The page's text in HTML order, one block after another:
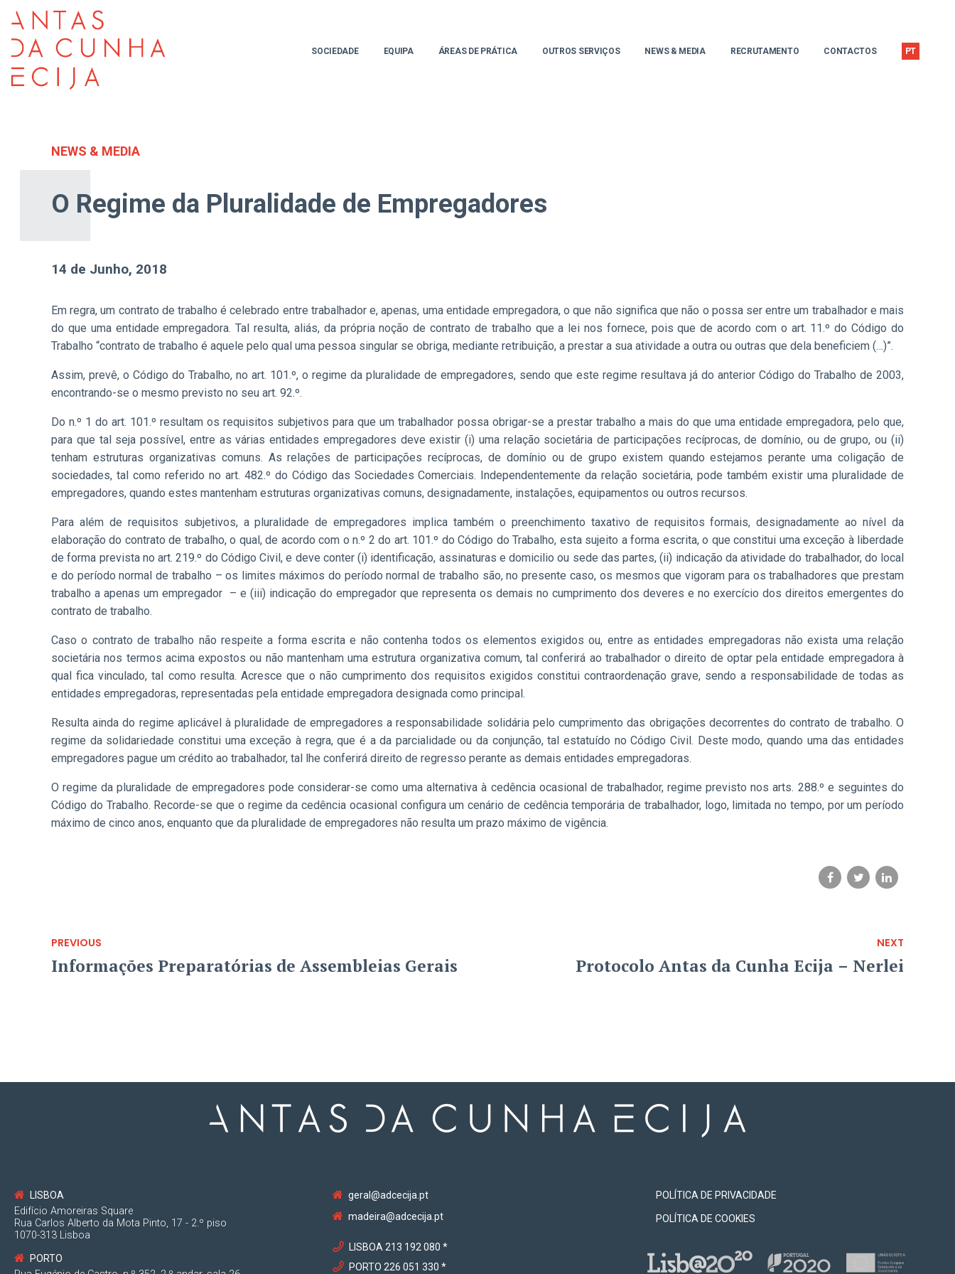
SOCIEDADE EQUIPA ÁREAS DE PRÁTICA OUTROS SERVIÇOS NEWS & MEDIA RECRUTAMENTO CONTACTOS PT
NEWS & MEDIA
O Regime da Pluralidade de Empregadores
14 de Junho, 2018
Em regra, um contrato de trabalho é celebrado entre trabalhador e, apenas, uma entidade empregadora, o que não significa que não o possa ser entre um trabalhador e mais
do que uma entidade empregadora. Tal resulta, aliás, da própria noção de contrato de trabalho que a lei nos fornece, pois que de acordo com o art. 11.º do Código do
Trabalho “contrato de trabalho é aquele pelo qual uma pessoa singular se obriga, mediante retribuição, a prestar a sua atividade a outra ou outras que dela beneficiem (…)”.
Assim, prevê, o Código do Trabalho, no art. 101.º, o regime da pluralidade de empregadores, sendo que este regime resultava já do anterior Código do Trabalho de 2003,
encontrando-se o mesmo previsto no seu art. 92.º.
Do n.º 1 do art. 101.º resultam os requisitos subjetivos para que um trabalhador possa obrigar-se a prestar trabalho a mais do que uma entidade empregadora, pelo que,
para que tal seja possível, entre as várias entidades empregadores deve existir (i) uma relação societária de participações recíprocas, de domínio, ou de grupo, ou (ii)
tenham estruturas organizativas comuns. As relações de participações recíprocas, de domínio ou de grupo existem quando estejamos perante uma coligação de
sociedades, tal como referido no art. 482.º do Código das Sociedades Comerciais. Independentemente da relação societária, pode também existir uma pluralidade de
empregadores, quando estes mantenham estruturas organizativas comuns, designadamente, instalações, equipamentos ou outros recursos.
Para além de requisitos subjetivos, a pluralidade de empregadores implica também o preenchimento taxativo de requisitos formais, designadamente ao nível da
elaboração do contrato de trabalho, o qual, de acordo com o n.º 2 do art. 101.º do Código do Trabalho, esta sujeito a forma escrita, o que constitui uma exceção à liberdade
de forma prevista no art. 219.º do Código Civil, e deve conter (i) identificação, assinaturas e domicilio ou sede das partes, (ii) indicação da atividade do trabalhador, do local
e do período normal de trabalho – os limites máximos do período normal de trabalho são, no presente caso, os mesmos que vigoram para os trabalhadores que prestam
trabalho a apenas um empregador – e (iii) indicação do empregador que representa os demais no cumprimento dos deveres e no exercício dos direitos emergentes do
contrato de trabalho.
Caso o contrato de trabalho não respeite a forma escrita e não contenha todos os elementos exigidos ou, entre as entidades empregadoras não exista uma relação
societária nos termos acima expostos ou não mantenham uma estrutura organizativa comum, tal conferirá ao trabalhador o direito de optar pela entidade empregadora à
qual fica vinculado, tal como resulta. Acresce que o não cumprimento dos requisitos exigidos constitui contraordenação grave, sendo a responsabilidade de todas as
entidades empregadoras, representadas pela entidade empregadora designada como principal.
Resulta ainda do regime aplicável à pluralidade de empregadores a responsabilidade solidária pelo cumprimento das obrigações decorrentes do contrato de trabalho. O
regime da solidariedade constitui uma exceção à regra, que é a da parcialidade ou da conjunção, tal estatuído no Código Civil. Deste modo, quando uma das entidades
empregadores pague um crédito ao trabalhador, tal lhe conferirá direito de regresso perante as demais entidades empregadoras.
O regime da pluralidade de empregadores pode considerar-se como uma alternativa à cedência ocasional de trabalhador, regime previsto nos arts. 288.º e seguintes do
Código do Trabalho. Recorde-se que o regime da cedência ocasional configura um cenário de cedência temporária de trabalhador, logo, limitada no tempo, por um período
máximo de cinco anos, enquanto que da pluralidade de empregadores não resulta um prazo máximo de vigência.
PREVIOUS
Informações Preparatórias de Assembleias Gerais
NEXT
Protocolo Antas da Cunha Ecija – Nerlei
LISBOA
Edifício Amoreiras Square
Rua Carlos Alberto da Mota Pinto, 17 - 2.º piso
1070-313 Lisboa
PORTO
geral@adcecija.pt
madeira@adcecija.pt
LISBOA 213 192 080 *
PORTO 226 051 330 *
POLÍTICA DE PRIVACIDADE
POLÍTICA DE COOKIES